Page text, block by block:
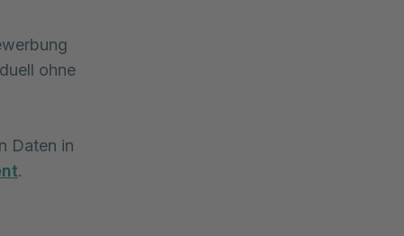
ohne
Daten in
.